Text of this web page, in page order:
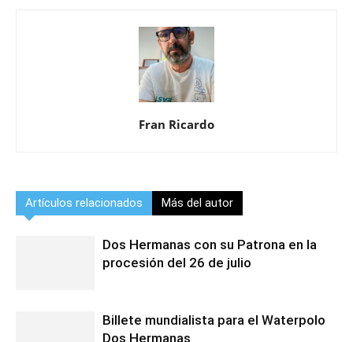
Fran Ricardo
Artículos relacionados Más del autor
Dos Hermanas con su Patrona en la
procesión del 26 de julio
Billete mundialista para el Waterpolo
Dos Hermanas